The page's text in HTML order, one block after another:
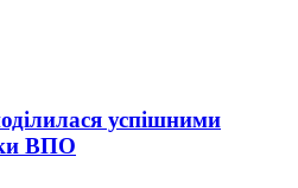
успішними
ВПО